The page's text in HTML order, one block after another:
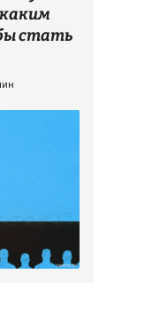
стать